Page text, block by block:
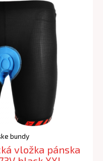
bundy
vložka pánska